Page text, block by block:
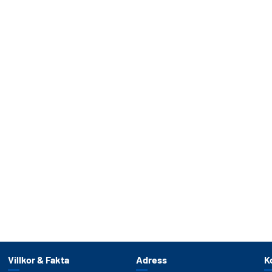
Villkor & Fakta Adress